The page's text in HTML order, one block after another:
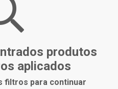
produtos
aplicados
filtros para continuar